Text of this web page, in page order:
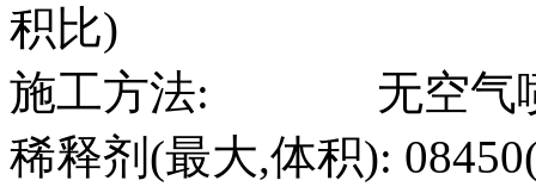
积比)
施工方法: 无空气
稀释剂(最大,体积):